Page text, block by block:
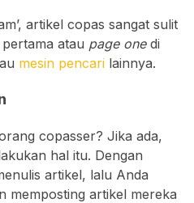
artikel copas sangat sulit
atau page onedi
mesin pencari lainnya.
copasser? Jika ada,
hal itu. Dengan
artikel, lalu Anda
memposting artikel mereka